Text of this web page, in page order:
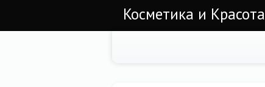
Косметика и Красота